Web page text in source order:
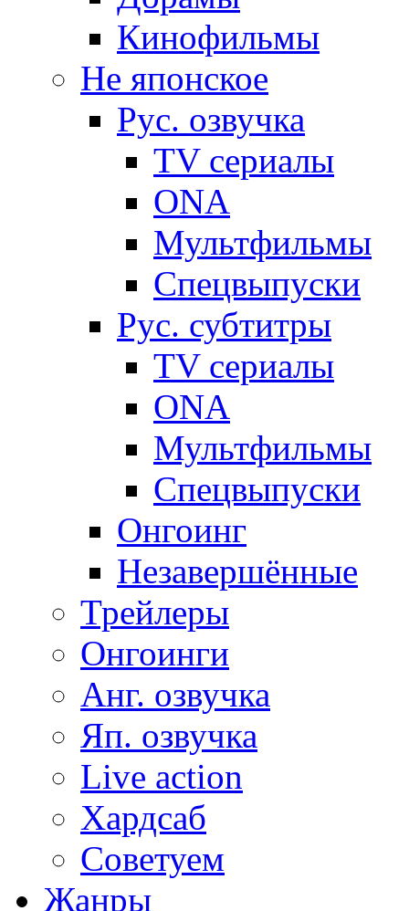
Кинофильмы
Не японское
Рус. озвучка
TV сериалы
ONA
Мультфильмы
Спецвыпуски
Рус. субтитры
TV сериалы
ONA
Мультфильмы
Спецвыпуски
Онгоинг
Незавершённые
Трейлеры
Онгоинги
Анг. озвучка
Яп. озвучка
Live action
Хардсаб
Советуем
Жанры